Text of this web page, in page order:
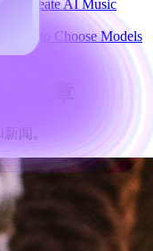
Create AI Music
How to Choose Models
文章
闻。